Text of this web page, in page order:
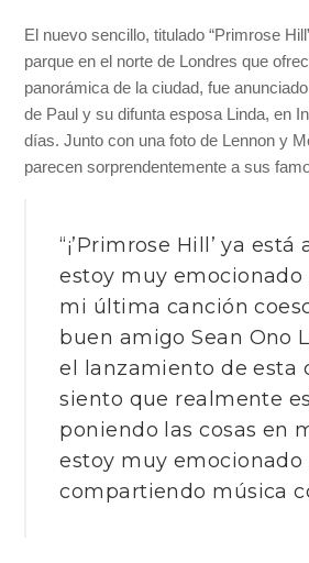
El nuevo sencillo, titulado “Primrose
parque en el norte de Londres que
panorámica de la ciudad, fue
de Paul y su difunta esposa Linda, en
días. Junto con una foto de Lennon y
parecen sorprendentemente a sus
“¡’Primrose Hill’ ya está
estoy muy
mi última canción
buen amigo Sean Ono
el lanzamiento de esta
siento que realmente
poniendo las cosas en
estoy muy
compartiendo música